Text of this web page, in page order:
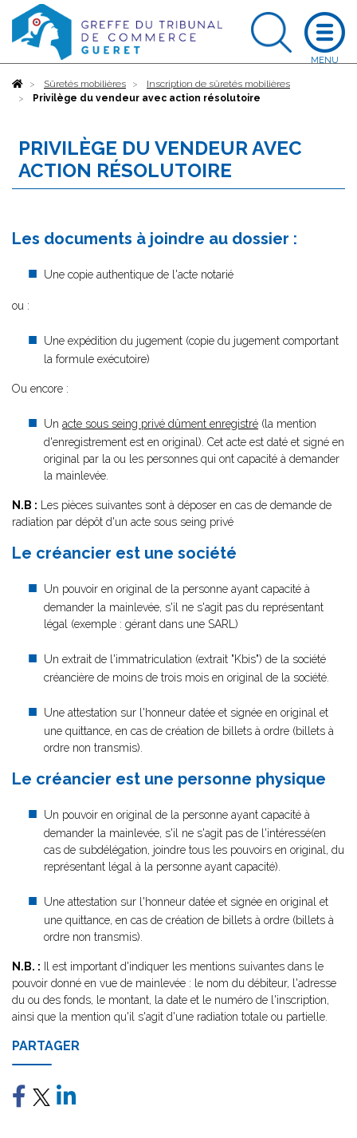
AccueilSûretés mobilières
Inscription de sûretés mobilières
Privilège du vendeur avec action résolutoire
PRIVILÈGE DU VENDEUR AVEC
ACTION RÉSOLUTOIRE
Les documents à joindre au dossier :
Une copie authentique de l'acte notarié
ou :
Une expédition du jugement (copie du jugement comportant
la formule exécutoire)
Ou encore :
Un acte sous seing privé dûment enregistré (la mention
d'enregistrement est en original). Cet acte est daté et signé en
original par la ou les personnes qui ont capacité à demander
la mainlevée.
N.B : Les pièces suivantes sont à déposer en cas de demande de
radiation par dépôt d'un acte sous seing privé
Le créancier est une société
Un pouvoir en original de la personne ayant capacité à
demander la mainlevée, s'il ne s'agit pas du représentant
légal (exemple : gérant dans une SARL)
Un extrait de l'immatriculation (extrait "Kbis") de la société
créancière de moins de trois mois en original de la société.
Une attestation sur l'honneur datée et signée en original et
une quittance, en cas de création de billets à ordre (billets à
ordre non transmis).
Le créancier est une personne physique
Un pouvoir en original de la personne ayant capacité à
demander la mainlevée, s'il ne s'agit pas de l'intéressé(en
cas de subdélégation, joindre tous les pouvoirs en original, du
représentant légal à la personne ayant capacité).
Une attestation sur l'honneur datée et signée en original et
une quittance, en cas de création de billets à ordre (billets à
ordre non transmis).
N.B. : Il est important d'indiquer les mentions suivantes dans le
pouvoir donné en vue de mainlevée : le nom du débiteur, l'adresse
du ou des fonds, le montant, la date et le numéro de l'inscription,
ainsi que la mention qu'il s'agit d'une radiation totale ou partielle.
PARTAGER